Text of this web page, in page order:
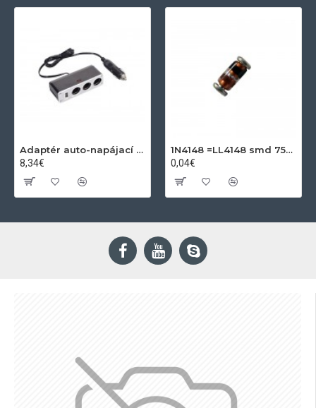
Adaptér auto-napájací 1xkon./3x zdierka- 12/24V, USB 1000mA
8,34€
1N4148 =LL4148 smd 75V,0.15A SOD80C
0,04€